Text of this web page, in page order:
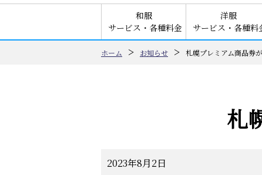
和服
サービス・各種料金
洋服
サービス・各種料
ホーム お知らせ 札幌プレミアム商品券
札
2023年8月2日